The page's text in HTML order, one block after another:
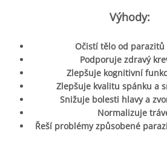
Výhody:
Očistí tělo od
Podporuje zdravý
Zlepšuje kognitivní
Zlepšuje kvalitu spánku a
Snižuje bolesti hlavy a
Normalizuje
Řeší problémy způsobené